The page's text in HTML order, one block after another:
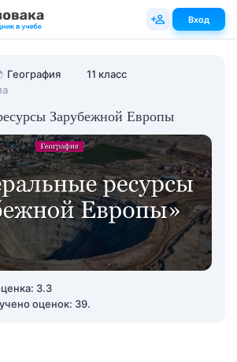
География
11 класс
Зарубежной Европы
3.3
оценок: 39.
Вход